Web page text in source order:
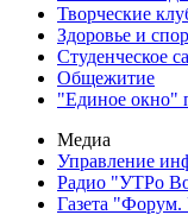
Творческие
Здоровье и
Студенческое
Общежитие
"Единое окно"
Медиа
Управление
Радио "УТРо
Газета "Форум.